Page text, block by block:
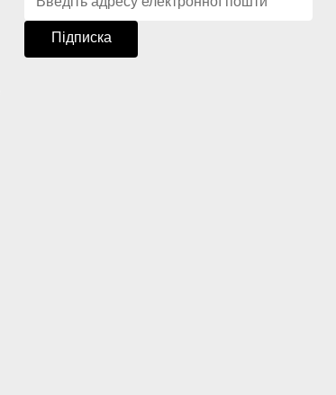
Підписка